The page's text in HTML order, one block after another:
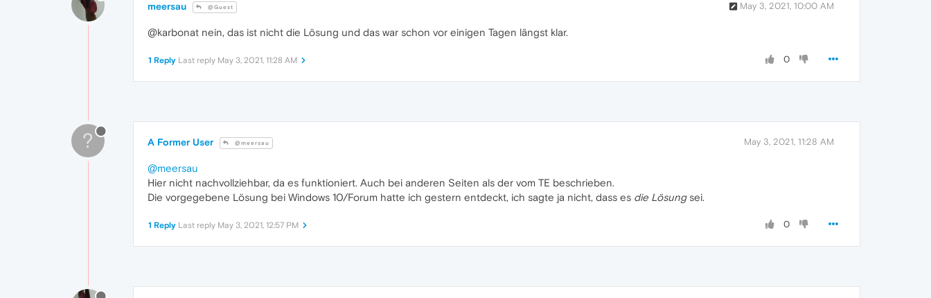
meersau @Guest May 3, 2021, 10:00 AM
@karbonat nein, das ist nicht die Lösung und das war schon vor einigen Tagen längst klar.
0
1 Reply Last reply May 3, 2021, 11:28 AM
? A Former User @meersau May 3, 2021, 11:28 AM
@meersau
Hier nicht nachvollziehbar, da es funktioniert. Auch bei anderen Seiten als der vom TE beschrieben.
Die vorgegebene Lösung bei Windows 10/Forum hatte ich gestern entdeckt, ich sagte ja nicht, dass es die Lösungsei.
0
1 Reply Last reply May 3, 2021, 12:57 PM